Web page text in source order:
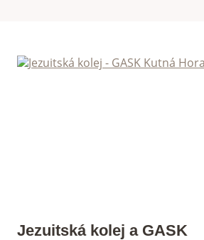
Jezuitská kolej a GASK